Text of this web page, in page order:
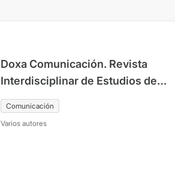
Doxa Comunicación. Revista
Interdisciplinar de Estudios de
Comunicación y Ciencias Sociales.
Nº37 julio-diciembre 2023
Comunicación
Varios autores